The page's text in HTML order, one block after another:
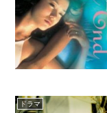
ドラマ